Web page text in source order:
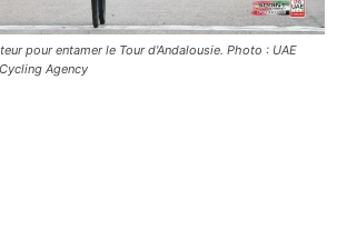
pour entamer le Tour d'Andalousie. Photo : UAE
Agency